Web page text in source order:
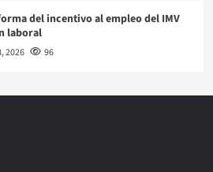
del incentivo al empleo del IMV
laboral
2026 96